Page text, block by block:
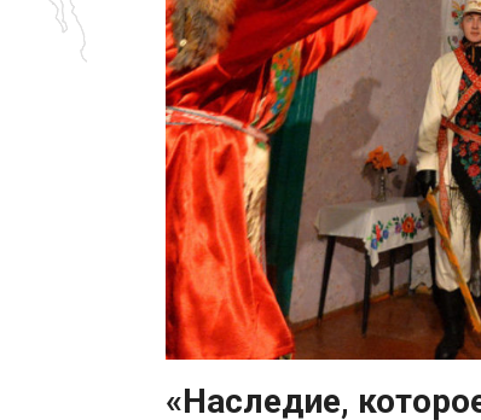
«Наследие,